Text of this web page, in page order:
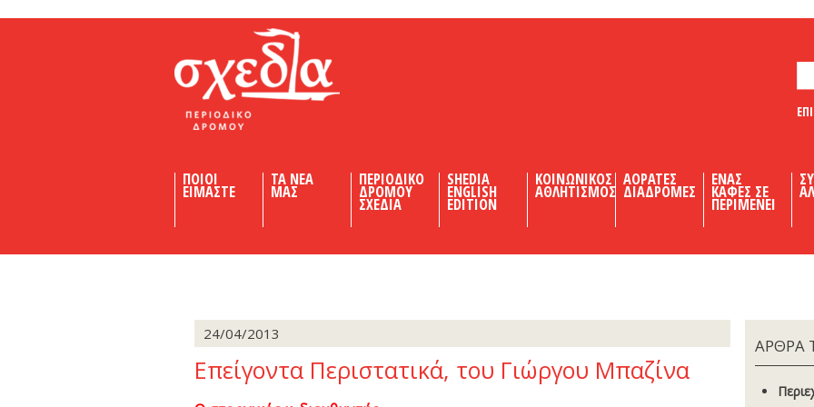
ΠΟΙΟΙ
ΕΙΜΑΣΤΕ
ΤΑ ΝΕΑ
ΜΑΣ
ΠΕΡΙΟΔΙΚΟ
ΔΡΟΜΟΥ
ΣΧΕΔΙΑ
SHEDIA
ENGLISH
EDITION
ΚΟΙΝΩΝΙΚΟΣ
ΑΘΛΗΤΙΣΜΟΣ
ΑΟΡΑΤΕΣ
ΔΙΑΔΡΟΜΕΣ
ΕΝΑΣ
ΚΑΦΕΣ ΣΕ
ΠΕΡΙΜΕΝΕΙ
24/04/2013
Επείγοντα Περιστατικά, του Γιώργου Μπαζίνα
ΑΡΘΡΑ